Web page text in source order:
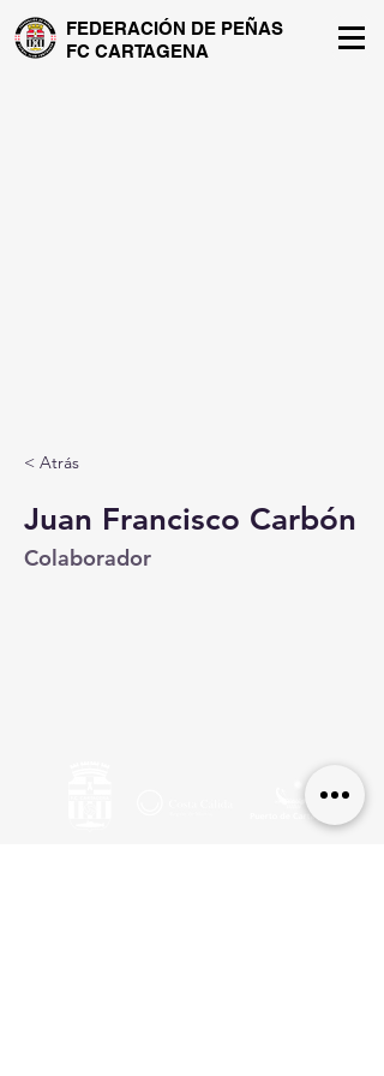
FEDERACIÓN DE PEÑAS
FC CARTAGENA
< Atrás
Juan Francisco Carbón
Colaborador